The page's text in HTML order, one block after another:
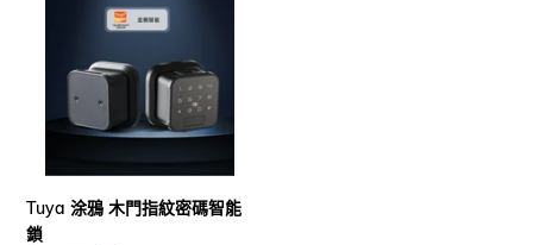
能
Tuya 涂鴉 木門指紋密碼智能
鎖